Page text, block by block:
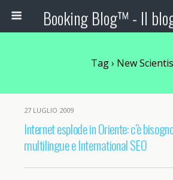
Tag › New
27 LUGLIO 2009
Internet esplode in Oriente: c’è
multilingue e International SEO